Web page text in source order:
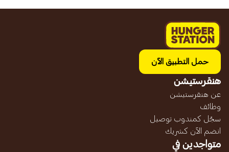
حمل التطبيق الآن
هنقرستيشن
عن هنقرستيشن
وظائف
سجّل كمندوب توصيل
انضم الآن كشريك
متواجدين في